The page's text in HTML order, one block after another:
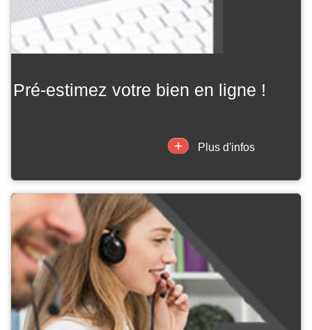
pré-estimez votre bien en ligne !
+ Plus d'infos